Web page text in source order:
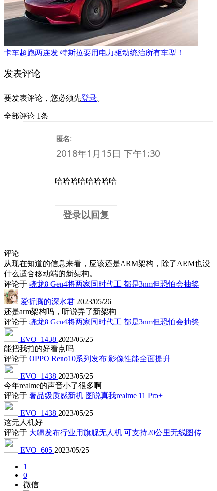
卡车超跑两连发 特斯拉要用电力驱动统治所有车型！
发表评论
要发表评论，您必须先登录。
全部评论 1条
匿名:
2018年1月15日 下午1:30
哈哈哈哈哈哈哈哈
登录以回复
评论
从现在知道的信息来看，应该还是ARM架构，除了ARM也没
什么适合移动端的新架构。
评论于 骁龙8 Gen4将两家同时代工 都是3nm但恐怕会抽奖
爱折腾的深水君 2023/05/26
还是arm架构吗，听说弄了新架构
评论于 骁龙8 Gen4将两家同时代工 都是3nm但恐怕会抽奖
EVO_1438 2023/05/25
能把我拍的好看点吗
评论于 OPPO Reno10系列发布 影像性能全面提升
EVO_1438 2023/05/25
今年realme的声音小了很多啊
评论于 奢品级质感新机 图说真我realme 11 Pro+
EVO_1438 2023/05/25
这无人机好
评论于 大疆发布行业用旗舰无人机 可支持20公里无线图传
EVO_605 2023/05/25
1
0
微信